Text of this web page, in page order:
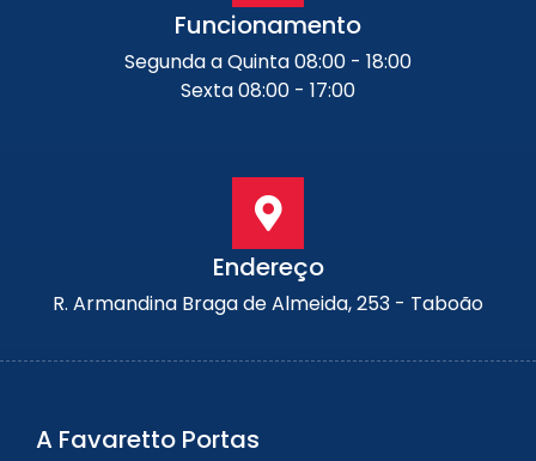
Funcionamento
Segunda a Quinta 08:00 - 18:00
Sexta 08:00 - 17:00
Endereço
R. Armandina Braga de Almeida, 253 - Taboão
A Favaretto Portas